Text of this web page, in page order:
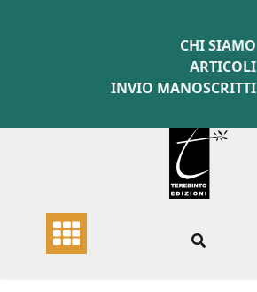
CHI SIAMO
ARTICOLI
INVIO MANOSCRITTI